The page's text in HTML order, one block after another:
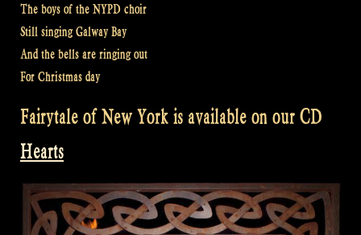
The boys of the NYPD choir
Still singing Galway Bay
And the bells are ringing out
For Christmas day
Fairytale of New York is available on our CD
Hearts